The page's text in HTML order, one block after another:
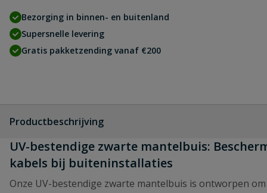
Bezorging in binnen- en buitenland
Supersnelle levering
Gratis pakketzending vanaf €200
Productbeschrijving
UV-bestendige zwarte mantelbuis:
kabels bij buiteninstallaties
Onze UV-bestendige zwarte mantelbuis is ontworpen om